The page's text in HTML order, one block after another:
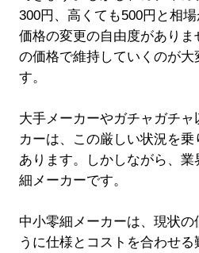
300円、高くても500円と相場
価格の変更の自由度があり
の価格で維持していくのが大
す。
大手メーカーやガチャガチ
カーは、この厳しい状況を
あります。しかしながら、
細メーカーです。
中小零細メーカーは、現状の
うに仕様とコストを合わせ